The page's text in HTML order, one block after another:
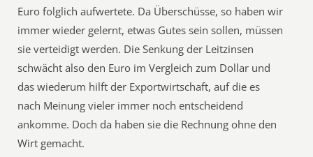
Euro folglich aufwertete. Da Überschüsse, so haben wir
immer wieder gelernt, etwas Gutes sein sollen, müssen
sie verteidigt werden. Die Senkung der Leitzinsen
schwächt also den Euro im Vergleich zum Dollar und
das wiederum hilft der Exportwirtschaft, auf die es
nach Meinung vieler immer noch entscheidend
ankomme. Doch da haben sie die Rechnung ohne den
Wirt gemacht.